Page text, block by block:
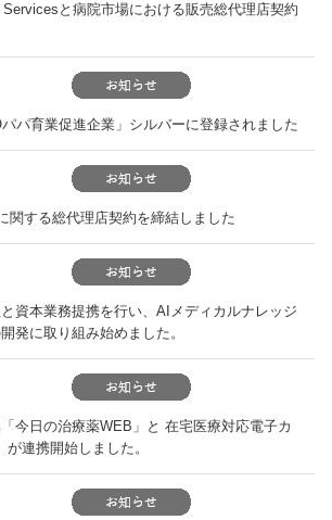
と病院市場における販売総代理店契約
パ育業促進企業」シルバーに登録されました
関する総代理店契約を締結しました
資本業務提携を行い、AIメディカルナレッジ
発に取り組み始めました。
今日の治療薬WEB」と 在宅医療対応電子カ
連携開始しました。